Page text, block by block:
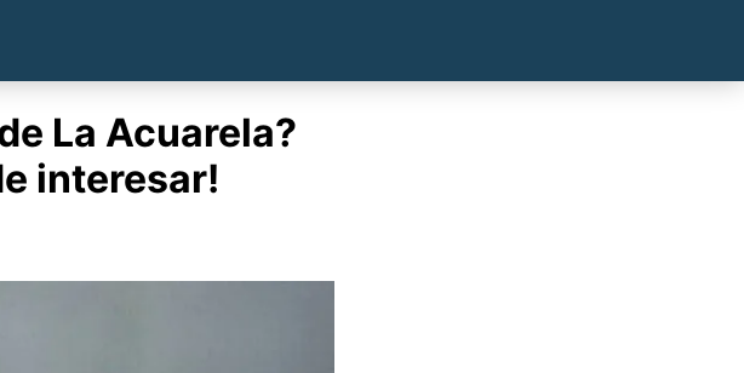
La Acuarela?
interesar!